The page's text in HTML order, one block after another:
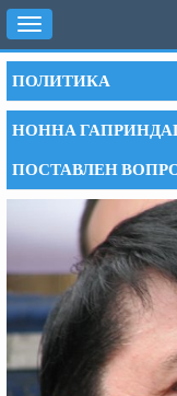
Toggle
navigation
ПОЛИТИКА
НОННА
ПОСТАВЛЕН